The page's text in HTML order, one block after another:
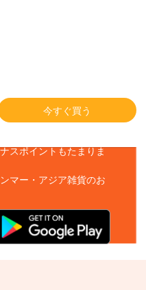
今すぐ買う
スポイントもたまりま
マー・アジア雑貨のお